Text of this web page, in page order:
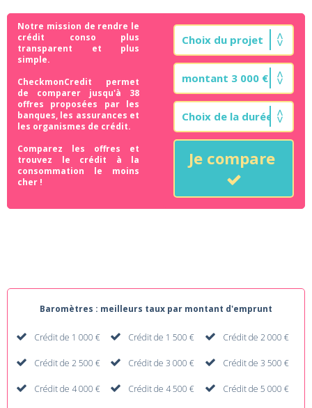
Notre mission de rendre le
crédit conso plus
transparent et plus
simple.
CheckmonCredit permet
de comparer jusqu'à 38
offres proposées par les
banques, les assurances et
les organismes de crédit.
Comparez les offres et
trouvez le crédit à la
consommation le moins
cher !
Je compare
Baromètres : meilleurs taux par montant d'emprunt
Crédit de 1 000 € Crédit de 1 500 € Crédit de 2 000 €
Crédit de 2 500 € Crédit de 3 000 € Crédit de 3 500 €
Crédit de 4 000 € Crédit de 4 500 € Crédit de 5 000 €